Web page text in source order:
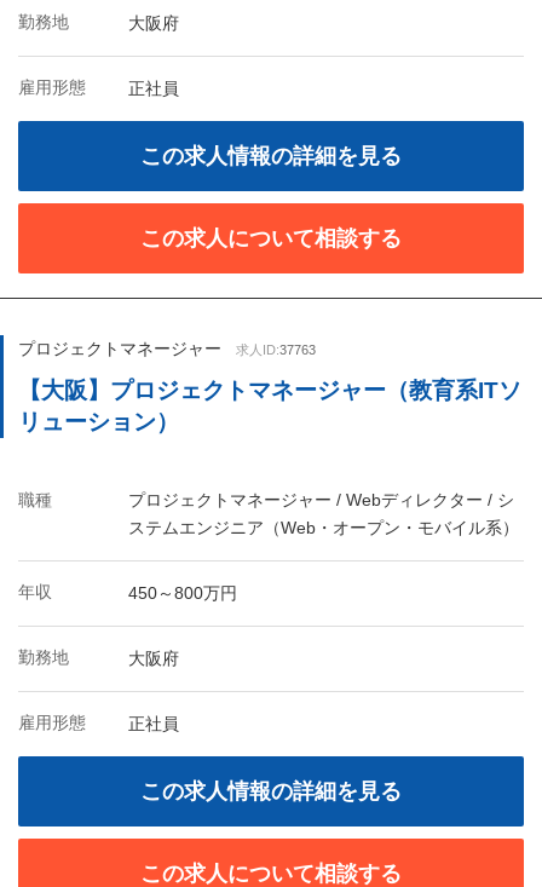
勤務地 大阪府
雇用形態 正社員
この求人情報の詳細を見る
この求人について相談する
プロジェクトマネージャー 求人ID:37763
【大阪】プロジェクトマネージャー（教育系ITソ
リューション）
職種
プロジェクトマネージャー / Webディレクター / シ
ステムエンジニア（Web・オープン・モバイル系）
年収 450～800万円
勤務地 大阪府
雇用形態 正社員
この求人情報の詳細を見る
この求人について相談する